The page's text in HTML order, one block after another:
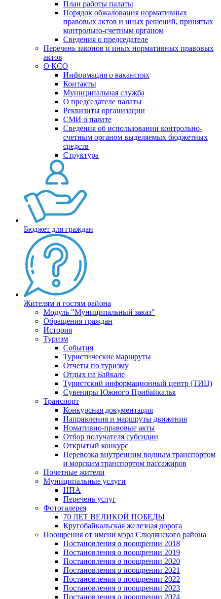
План работы палаты
Порядок обжалования нормативных
правовых актов и иных решений, принятых
контрольно-счетным органом
Сведения о председателе
Перечень законов и иных нормативных правовых
актов
О КСО
Информация о вакансиях
Контакты
Муниципальная служба
О председателе палаты
Реквизиты организации
СМИ о палате
Сведения об использовании контрольно-
счетным органом выделяемых бюджетных
средств
Структура
Бюджет для граждан
Жителям и гостям района
Модуль "Муниципальный заказ"
Обращения граждан
История
Туризм
События
Туристические маршруты
Отчеты по туризму
Отдых на Байкале
Туристский информационный центр (ТИЦ)
Сувениры Южного Прибайкалья
Транспорт
Конкурсная документация
Направления и маршруты движения
Номативно-правовые акты
Отбор получателя субсидии
Открытый конкурс
Перевозка внутренним водным транспортом
и морским транспортом пассажиров
Почетные жители
Муниципальные услуги
НПА
Перечень услуг
Фотогалерея
70 ЛЕТ ВЕЛИКОЙ ПОБЕДЫ
Кругобайкальская железная дорога
Поощрения от имени мэра Слюдянского района
Постановления о поощрении 2018
Постановления о поощрении 2019
Постановления о поощрении 2020
Постановления о поощрении 2021
Постановления о поощрении 2022
Постановления о поощрении 2023
Постановления о поощрении 2024